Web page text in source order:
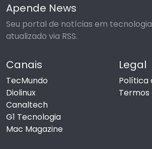
Apende News
Seu portal de notícias em
atualizado via RSS.
Canais
TecMundo
Diolinux
Canaltech
G1 Tecnologia
Mac Magazine
Legal
Política
Termos